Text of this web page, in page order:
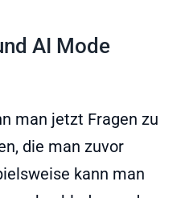
AI Mode
man jetzt Fragen zu
die man zuvor
kann man